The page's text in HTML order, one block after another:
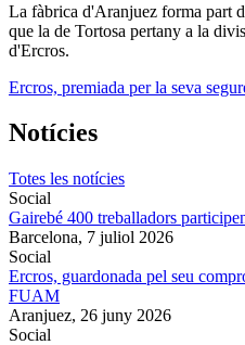
La fàbrica d'Aranjuez forma part
que la de Tortosa pertany a la
d'Ercros.
Ercros, premiada per la seva
Notícies
Totes les notícies
Social
Gairebé 400 treballadors
Barcelona, 7 juliol 2026
Social
Ercros, guardonada pel seu
FUAM
Aranjuez, 26 juny 2026
Social